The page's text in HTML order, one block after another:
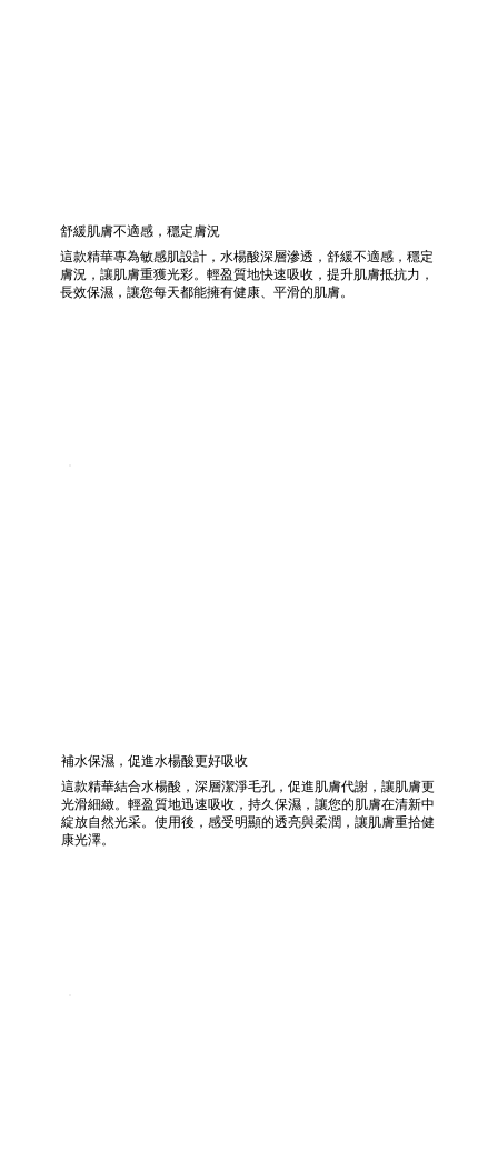
舒緩肌膚不適感，穩定膚況
這款精華專為敏感肌設計，水楊酸深層滲透，舒緩不適感，穩定
膚況，讓肌膚重獲光彩。輕盈質地快速吸收，提升肌膚抵抗力，
長效保濕，讓您每天都能擁有健康、平滑的肌膚。
補水保濕，促進水楊酸更好吸收
這款精華結合水楊酸，深層潔淨毛孔，促進肌膚代謝，讓肌膚更
光滑細緻。輕盈質地迅速吸收，持久保濕，讓您的肌膚在清新中
綻放自然光采。使用後，感受明顯的透亮與柔潤，讓肌膚重拾健
康光澤。